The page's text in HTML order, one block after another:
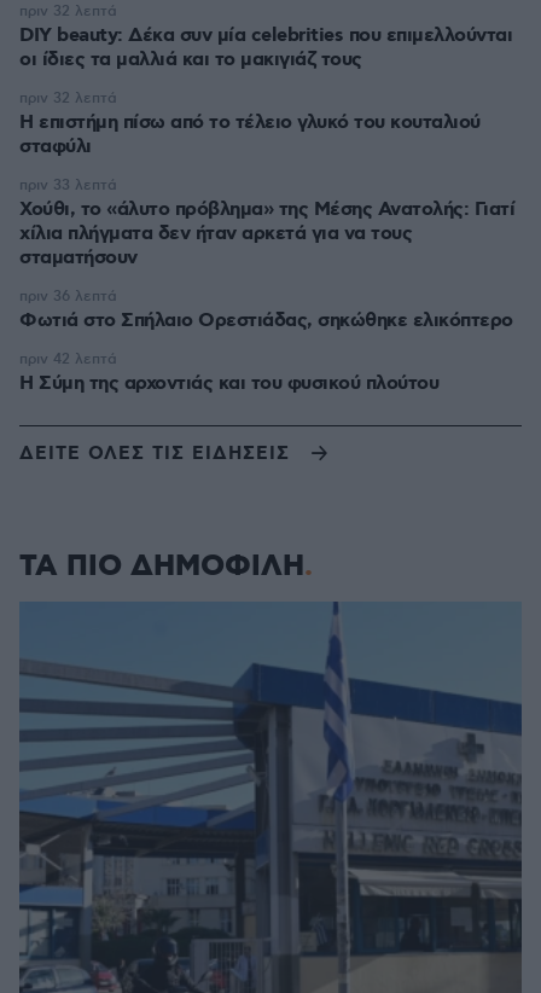
DIY beauty: Δέκα συν μία celebrities που επιμελλούνται
οι ίδιες τα μαλλιά και το μακιγιάζ τους
πριν 32 λεπτά
Η επιστήμη πίσω από το τέλειο γλυκό του κουταλιού
σταφύλι
πριν 32 λεπτά
Χούθι, το «άλυτο πρόβλημα» της Μέσης Ανατολής: Γιατί
χίλια πλήγματα δεν ήταν αρκετά για να τους
σταματήσουν
πριν 33 λεπτά
Φωτιά στο Σπήλαιο Ορεστιάδας, σηκώθηκε ελικόπτερο
πριν 36 λεπτά
Η Σύμη της αρχοντιάς και του φυσικού πλούτου
πριν 42 λεπτά
ΔΕΙΤΕ ΟΛΕΣ ΤΙΣ ΕΙΔΗΣΕΙΣ
ΤΑ ΠΙΟ ΔΗΜΟΦΙΛΗ